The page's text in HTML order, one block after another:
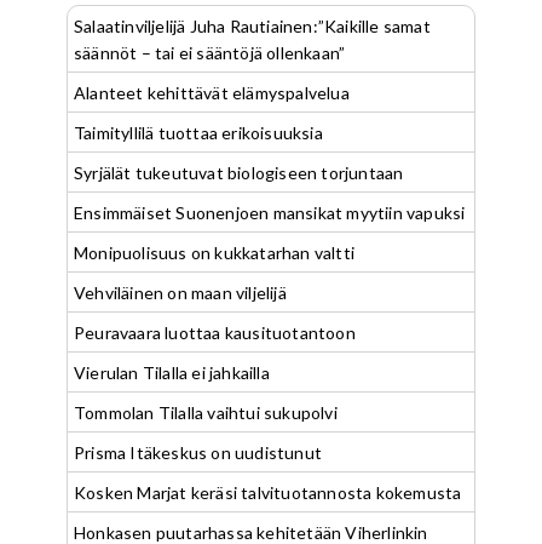
Salaatinviljelijä Juha Rautiainen:”Kaikille samat
säännöt – tai ei sääntöjä ollenkaan”
Alanteet kehittävät elämyspalvelua
Taimityllilä tuottaa erikoisuuksia
Syrjälät tukeutuvat biologiseen torjuntaan
Ensimmäiset Suonenjoen mansikat myytiin vapuksi
Monipuolisuus on kukkatarhan valtti
Vehviläinen on maan viljelijä
Peuravaara luottaa kausituotantoon
Vierulan Tilalla ei jahkailla
Tommolan Tilalla vaihtui sukupolvi
Prisma Itäkeskus on uudistunut
Kosken Marjat keräsi talvituotannosta kokemusta
Honkasen puutarhassa kehitetään Viherlinkin